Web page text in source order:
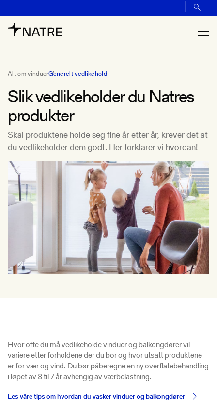
Alt om vinduerGenerelt vedlikehold
Slik vedlikeholder du Natres
produkter
Skal produktene holde seg fine år etter år, krever det at
du vedlikeholder dem godt. Her forklarer vi hvordan!
Hvor ofte du må vedlikeholde vinduer og balkongdører vil
variere etter forholdene der du bor og hvor utsatt produktene
er for vær og vind. Du bør påberegne en ny overflatebehandling
i løpet av 3 til 7 år avhengig av værbelastning.
Les våre tips om hvordan du vasker vinduer og balkongdører